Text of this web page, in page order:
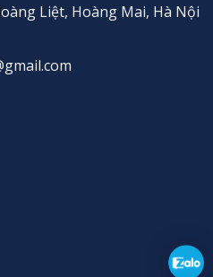
Liệt, Hoàng Mai, Hà Nội